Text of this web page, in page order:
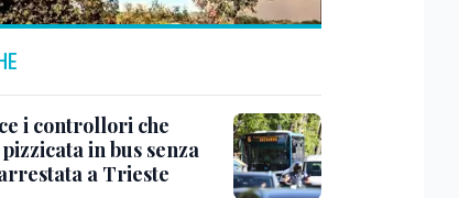
i controllori che
pizzicata in bus senza
a Trieste